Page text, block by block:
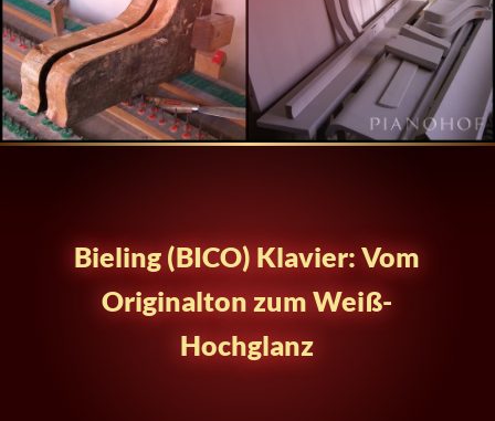
Bieling (BICO) Klavier: Vom
Originalton zum Weiß-
Hochglanz